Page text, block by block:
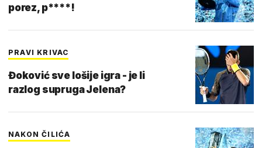
porez, p****!
PRAVI KRIVAC
Đoković sve lošije igra - je li
razlog supruga Jelena?
NAKON ČILIĆA